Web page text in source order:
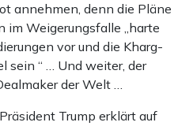
annehmen, denn die Pläne
im Weigerungsfalle „harte
vor und die Kharg-
sein “ … Und weiter, der
der Welt …
Trump erklärt auf